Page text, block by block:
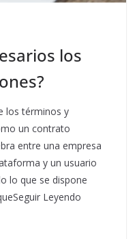
los
los términos y
un contrato
entre una empresa
y un usuario
lo que se dispone
Leyendo